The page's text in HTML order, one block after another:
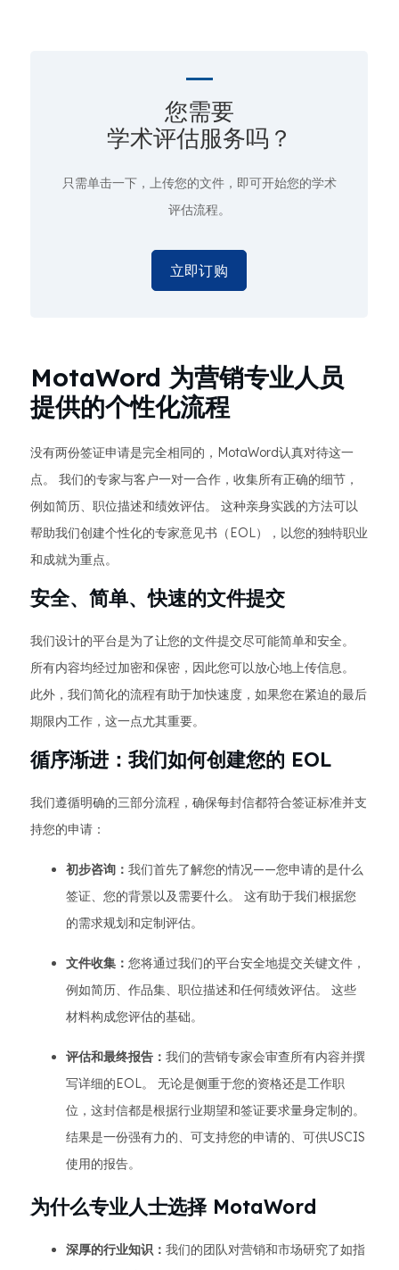
您需要
学术评估服务吗？
只需单击一下，上传您的文件，即可开始您的学术
评估流程。
立即订购
MotaWord 为营销专业人员
提供的个性化流程
没有两份签证申请是完全相同的，MotaWord认真对待这一
点。 我们的专家与客户一对一合作，收集所有正确的细节，
例如简历、职位描述和绩效评估。 这种亲身实践的方法可以
帮助我们创建个性化的专家意见书（EOL），以您的独特职业
和成就为重点。
安全、简单、快速的文件提交
我们设计的平台是为了让您的文件提交尽可能简单和安全。
所有内容均经过加密和保密，因此您可以放心地上传信息。
此外，我们简化的流程有助于加快速度，如果您在紧迫的最后
期限内工作，这一点尤其重要。
循序渐进：我们如何创建您的 EOL
我们遵循明确的三部分流程，确保每封信都符合签证标准并支
持您的申请：
初步咨询： 我们首先了解您的情况——您申请的是什么
签证、您的背景以及需要什么。 这有助于我们根据您
的需求规划和定制评估。
文件收集： 您将通过我们的平台安全地提交关键文件，
例如简历、作品集、职位描述和任何绩效评估。 这些
材料构成您评估的基础。
评估和最终报告： 我们的营销专家会审查所有内容并撰
写详细的EOL。 无论是侧重于您的资格还是工作职
位，这封信都是根据行业期望和签证要求量身定制的。
结果是一份强有力的、可支持您的申请的、可供USCIS
使用的报告。
为什么专业人士选择 MotaWord
深厚的行业知识： 我们的团队对营销和市场研究了如指